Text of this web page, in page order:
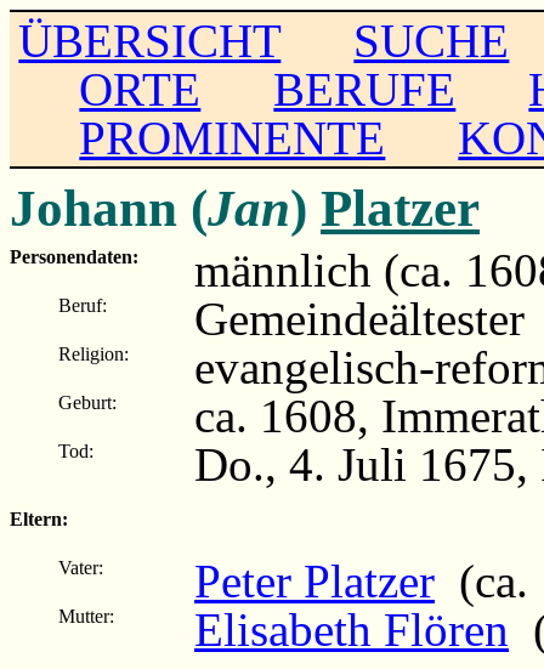
ÜBERSICHT
SUCHE
ORTE
BERUFE
PROMINENTE
Johann (Jan) Platzer
Personendaten: männlich (ca.
Beruf: Gemeindeältester
Religion: evangelisch-
Geburt: ca. 1608,
Tod: Do., 4. Juli 1675,
Eltern:
Vater: Peter Platzer (ca.
Mutter: Elisabeth Flören